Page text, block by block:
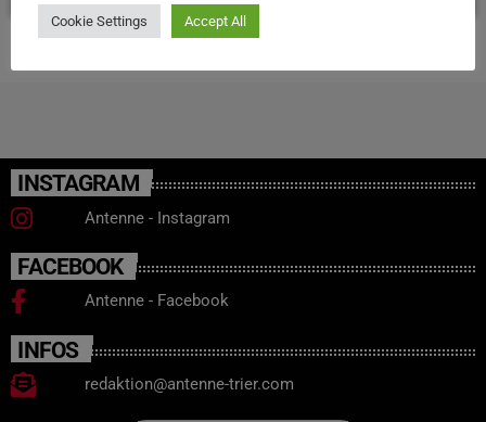
INSTAGRAM
Antenne - Instagram
FACEBOOK
Antenne - Facebook
INFOS
redaktion@antenne-trier.com
Cookie Settings Accept All